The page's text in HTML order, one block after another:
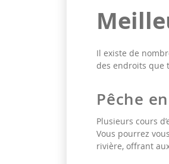
Il existe de
des endroits que
Pêche
Plusieurs cours
Vous pourrez
rivière, offrant